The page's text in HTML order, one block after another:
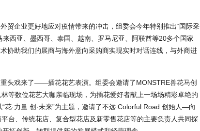
贸企业更好地应对疫情带来的冲击，组委会今年特别推出“国际采
西亚、墨西哥、泰国、越南、罗马尼亚、阿联酋等20多个国家
协助我们的展商与海外意向采购商实现实时对话连线，与外商进
头戏来了——插花花艺表演。组委会邀请了MONSTRE兽花马创
等数位花艺大咖亲临现场，为插花爱好者献上一场场精彩卓绝的
花·力量 创·未来”为主题，邀请了不远 Colorful Road 创始人—向
台、传统花店、复合型花店及新零售花店等的主要负责人共同探